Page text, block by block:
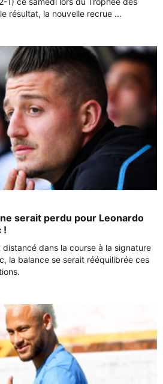
résultat, la nouvelle recrue ...
serait perdu pour Leonardo
!
distancé dans la course à la signature
la balance se serait rééquilibrée ces